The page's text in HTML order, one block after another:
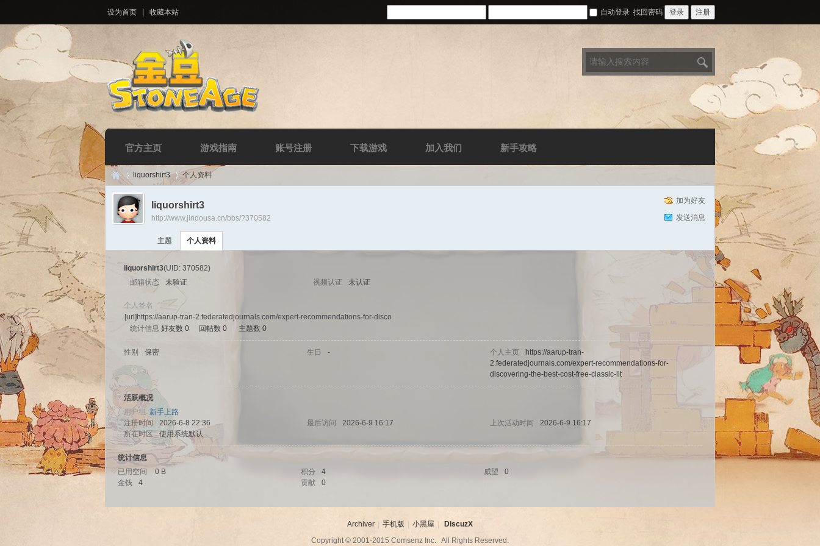
设为首页 收藏本站 自动登录 找回密码 登录 注册
官方主页 游戏指南 账号注册 下载游戏 加入我们 新手攻略
Di
uz!
›
liquorshirt3 个人资料
加为好友
发送消息
liquorshirt3
http://www.jindousa.cn/bbs/?370582
主题 个人资料
liquorshirt3(UID: 370582)
邮箱状态
未验证 视频认证 未认证
个人签名
[url]https://aarup-tran-2.federatedjournals.com/expert-recommendations-for-disco
统计信息 好友数 0 回帖数 0 主题数 0
性别 保密 生日 - 个人主页
https://aarup-tran-
2.federatedjournals.com/expert-recommendations-for-
discovering-the-best-cost-free-classic-lit
活跃概况
用户组 新手上路
注册时间
2026-6-8 22:36 最后访问 2026-6-9 16:17 上次活动时间
2026-6-9 16:17
所在时区
使用系统默认
统计信息
已用空间
0 B 积分 4 威望
0
金钱
4 贡献 0
Archiver 手机版 小黑屋
DiscuzX
Copyright © 2001-2015 Comsenz Inc. All Rights Reserved.